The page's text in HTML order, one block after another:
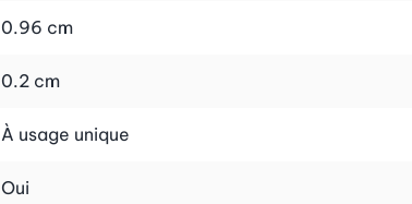
0.96 cm
0.2 cm
À usage unique
Oui